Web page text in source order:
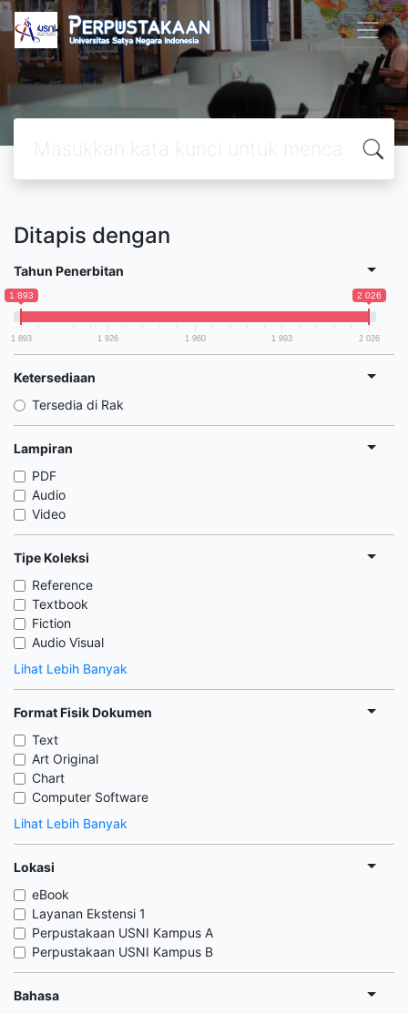
Ditapis dengan
Tahun Penerbitan
1 893 2 026
1 893 1 926 1 960 1 993 2 026
Ketersediaan
Tersedia di Rak
Lampiran
PDF
Audio
Video
Tipe Koleksi
Reference
Textbook
Fiction
Audio Visual
Lihat Lebih Banyak
Format Fisik Dokumen
Text
Art Original
Chart
Computer Software
Lihat Lebih Banyak
Lokasi
eBook
Layanan Ekstensi 1
Perpustakaan USNI Kampus A
Perpustakaan USNI Kampus B
Bahasa